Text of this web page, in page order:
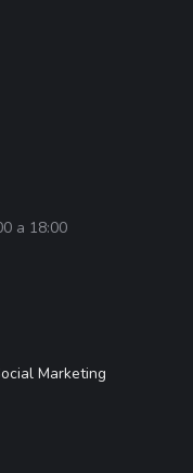
a 18:00
Marketing